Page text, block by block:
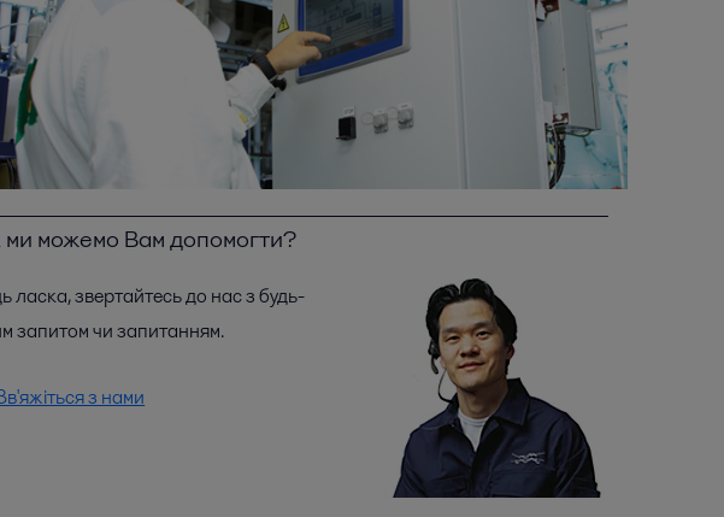
можемо Вам допомогти?
ласка, звертайтесь до нас з будь-
запитом чи запитанням.
з нами